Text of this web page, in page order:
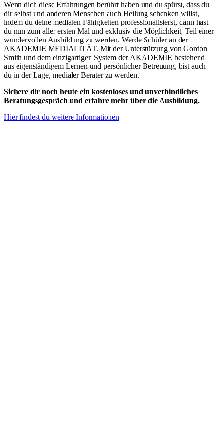
Wenn dich diese Erfahrungen berührt haben und du spürst, dass du
dir selbst und anderen Menschen auch Heilung schenken willst,
indem du deine medialen Fähigkeiten professionalisierst, dann hast
du nun zum aller ersten Mal und exklusiv die Möglichkeit, Teil einer
wundervollen Ausbildung zu werden. Werde Schüler an der
AKADEMIE MEDIALITÄT. Mit der Unterstützung von Gordon
Smith und dem einzigartigen System derAKADEMIE bestehend
aus eigenständigem Lernen und persönlicher Betreuung, bist auch
du in der Lage, medialer Berater zu werden.
Sichere dir noch heute ein kostenloses und unverbindliches
Beratungsgespräch und erfahre mehr über die Ausbildung.
Hier findest du weitere Informationen